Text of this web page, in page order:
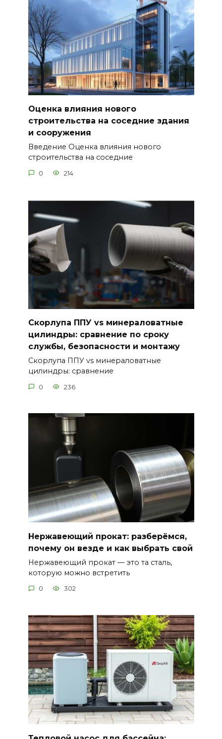
Оценка влияния нового
строительства на соседние здания
и сооружения
Введение Оценка влияния нового
строительства на соседние
0 214
Скорлупа ППУ vs минераловатные
цилиндры: сравнение по сроку
службы, безопасности и монтажу
Скорлупа ППУ vs минераловатные
цилиндры: сравнение
0 236
Нержавеющий прокат: разберёмся,
почему он везде и как выбрать свой
Нержавеющий прокат — это та сталь,
которую можно встретить
0 302